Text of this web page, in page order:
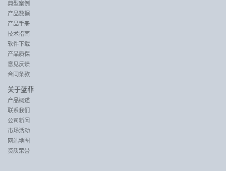
典型案例
产品数据
产品手册
技术指南
软件下载
产品质保
意见反馈
合同条款
关于蓝菲
产品概述
联系我们
公司新闻
市场活动
网站地图
资质荣誉